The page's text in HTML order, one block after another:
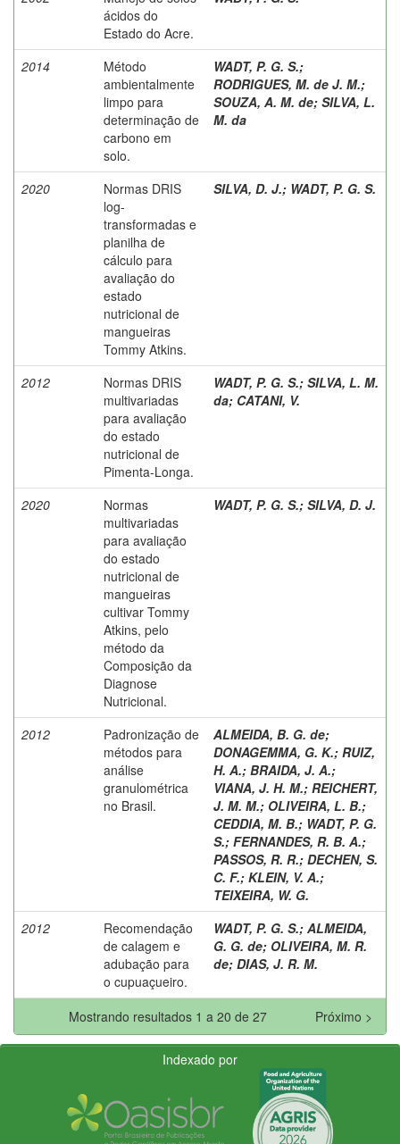
ácidos do
Estado do Acre.
2014
Método
ambientalmente
limpo para
determinação de
carbono em
solo.
WADT, P. G. S.;
RODRIGUES, M. de J. M.;
SOUZA, A. M. de; SILVA, L.
M. da
2020
Normas DRIS
log-
transformadas e
planilha de
cálculo para
avaliação do
estado
nutricional de
mangueiras
Tommy Atkins.
SILVA, D. J.; WADT, P. G. S.
2012
Normas DRIS
multivariadas
para avaliação
do estado
nutricional de
Pimenta-Longa.
WADT, P. G. S.; SILVA, L. M.
da; CATANI, V.
2020
Normas
multivariadas
para avaliação
do estado
nutricional de
mangueiras
cultivar Tommy
Atkins, pelo
método da
Composição da
Diagnose
Nutricional.
WADT, P. G. S.; SILVA, D. J.
2012
Padronização de
métodos para
análise
granulométrica
no Brasil.
ALMEIDA, B. G. de;
DONAGEMMA, G. K.; RUIZ,
H. A.; BRAIDA, J. A.;
VIANA, J. H. M.; REICHERT,
J. M. M.; OLIVEIRA, L. B.;
CEDDIA, M. B.; WADT, P. G.
S.; FERNANDES, R. B. A.;
PASSOS, R. R.; DECHEN, S.
C. F.; KLEIN, V. A.;
TEIXEIRA, W. G.
2012
Recomendação
de calagem e
adubação para
o cupuaçueiro.
WADT, P. G. S.; ALMEIDA,
G. G. de; OLIVEIRA, M. R.
de; DIAS, J. R. M.
Mostrando resultados 1 a 20 de 27 Próximo >
Indexado por